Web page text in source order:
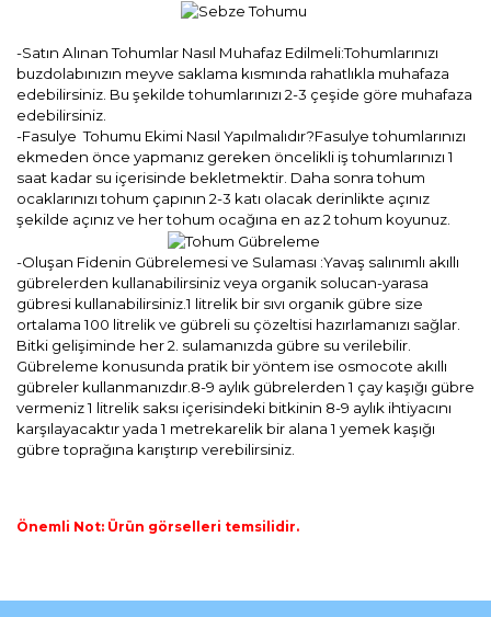
-Satın Alınan Tohumlar Nasıl Muhafaz Edilmeli:Tohumlarınızı
buzdolabınızın meyve saklama kısmında rahatlıkla muhafaza
edebilirsiniz. Bu şekilde tohumlarınızı 2-3 çeşide göre muhafaza
edebilirsiniz.
-Fasulye Tohumu Ekimi Nasıl Yapılmalıdır?Fasulye tohumlarınızı
ekmeden önce yapmanız gereken öncelikli iş tohumlarınızı 1
saat kadar su içerisinde bekletmektir. Daha sonra tohum
ocaklarınızı tohum çapının 2-3 katı olacak derinlikte açınız
şekilde açınız ve her tohum ocağına en az 2 tohum koyunuz.
-Oluşan Fidenin Gübrelemesi ve Sulaması :Yavaş salınımlı akıllı
gübrelerden kullanabilirsiniz veya organik solucan-yarasa
gübresi kullanabilirsiniz.1 litrelik bir sıvı organik gübre size
ortalama 100 litrelik ve gübreli su çözeltisi hazırlamanızı sağlar.
Bitki gelişiminde her 2. sulamanızda gübre su verilebilir.
Gübreleme konusunda pratik bir yöntem ise osmocote akıllı
gübreler kullanmanızdır.8-9 aylık gübrelerden 1 çay kaşığı gübre
vermeniz 1 litrelik saksı içerisindeki bitkinin 8-9 aylık ihtiyacını
karşılayacaktır yada 1 metrekarelik bir alana 1 yemek kaşığı
gübre toprağına karıştırıp verebilirsiniz.
Önemli Not: Ürün görselleri temsilidir.
konularda yetersiz gördüğünüz noktaları öneri formunu